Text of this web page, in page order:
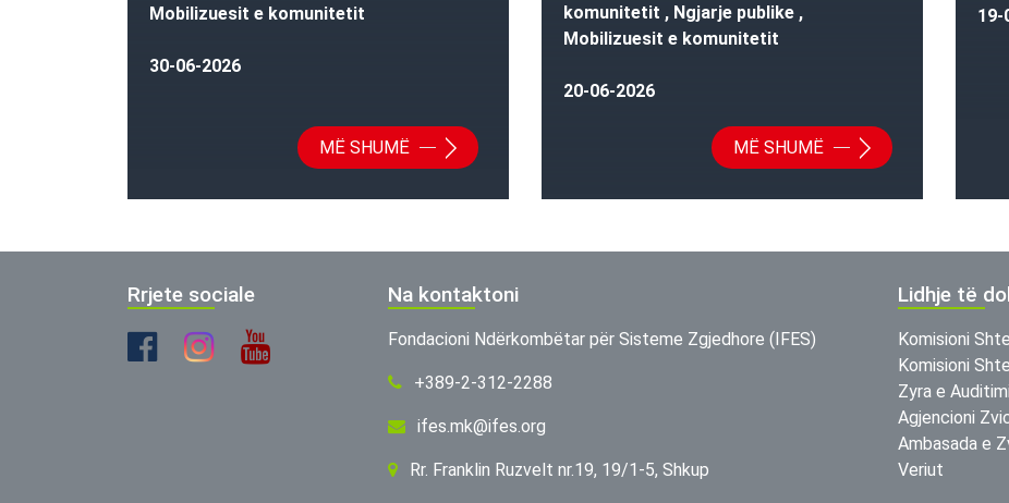
Mobilizuesit e komunitetit
30-06-2026
MË SHUMË
komunitetit , Ngjarje publike ,
Mobilizuesit e komunitetit
20-06-2026
MË SHUMË
19-
Rrjete sociale Na kontaktoni
Fondacioni Ndërkombëtar për Sisteme Zgjedhore (IFES)
+389-2-312-2288
ifes.mk@ifes.org
Rr. Franklin Ruzvelt nr.19, 19/1-5, Shkup
Lidhje të
Komisioni
Komisioni
Zyra e
Agjencioni
Ambasada e
Veriut